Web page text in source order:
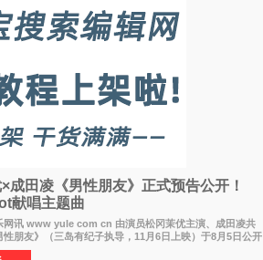
成田凌《男性朋友》正式预告公开！
献唱主题曲​
讯 www yule com cn 由演员松冈茉优主演、成田凌共
性朋友》（三岛有纪子执导，11月6日上映）于8月5日公开
正式预告片。同时，三人乐队chilldspot为该片创